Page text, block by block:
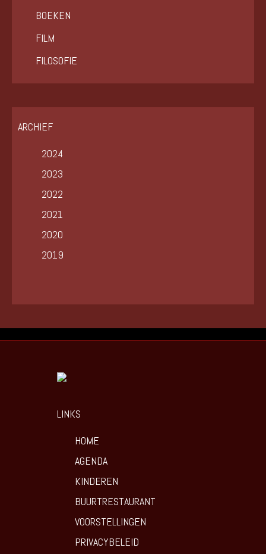
BOEKEN
FILM
FILOSOFIE
ARCHIEF
2024
2023
2022
2021
2020
2019
LINKS
HOME
AGENDA
KINDEREN
BUURTRESTAURANT
VOORSTELLINGEN
PRIVACYBELEID